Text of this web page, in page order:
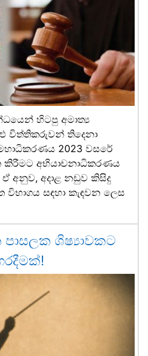
හිටපු අමාත්‍ය
විත්තිකරුවන් තිදෙනා
2023 වසරේ
කිරීමට අභියාචනාධිකරණය
අනුව, අදාළ නඩුව කිසිදු
විභාගය සඳහා කැඳවන ලෙස
ශිෂ්‍යාවකට